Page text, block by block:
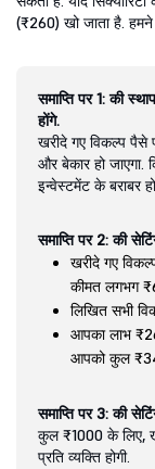
(₹260) खो जाता है.
समाप्ति पर 1: की
होंगे.
खरीदे गए विकल्प पैसे
और बेकार हो जाएगा.
इन्वेस्टमेंट के बराबर
समाप्ति पर 2: की
खरीदे गए
कीमत लगभग
लिखित सभी
आपका लाभ
आपको कुल
समाप्ति पर 3: की
कुल ₹1000 के लिए,
प्रति व्यक्ति होगी.